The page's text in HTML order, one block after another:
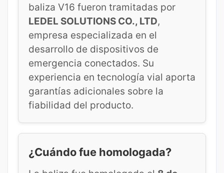
baliza V16 fueron tramitadas por
LEDEL SOLUTIONS CO., LTD,
empresa especializada en el
desarrollo de dispositivos de
emergencia conectados. Su
experiencia en tecnología vial aporta
garantías adicionales sobre la
fiabilidad del producto.
¿Cuándo fue homologada?